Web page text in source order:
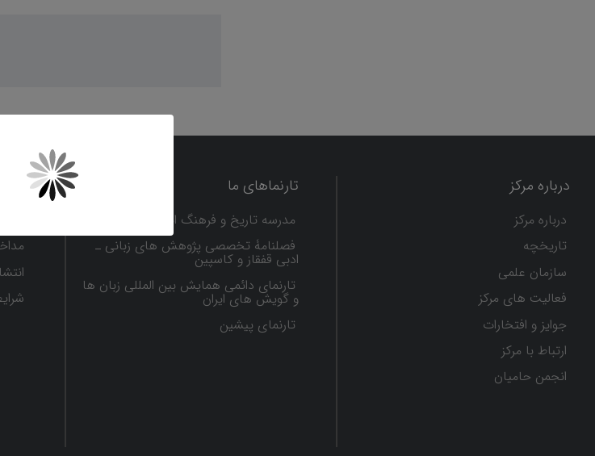
درباره مرکز
درباره مرکز
تاریخچه
سازمان علمی
فعالیت های مرکز
جوایز و افتخارات
ارتباط با مرکز
انجمن حامیان
تارنماهای ما
مدرسه تاریخ و فرهنگ ایران
فصلنامۀ تخصصی پژوهش های زبانی ـ
ادبی قفقاز و کاسپین
تارنمای دائمی همایش بین المللی زبان ها
و گویش های ایران
تارنماى پيشين